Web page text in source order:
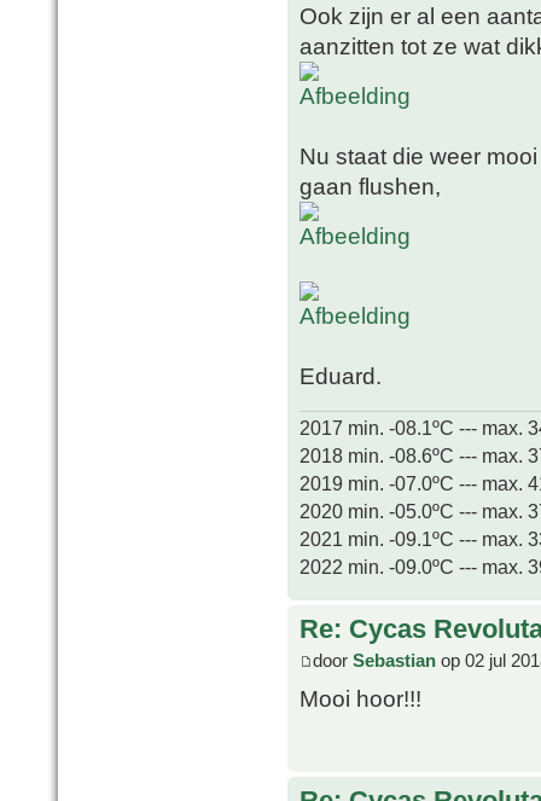
Ook zijn er al een
aanzitten tot ze wat
Nu staat die weer
gaan flushen,
Eduard.
2017 min. -08.1ºC --- max.
2018 min. -08.6ºC --- max.
2019 min. -07.0ºC --- max.
2020 min. -05.0ºC --- max.
2021 min. -09.1ºC --- max.
2022 min. -09.0ºC --- max.
Re: Cycas
door Sebastian op 02 jul
Mooi hoor!!!